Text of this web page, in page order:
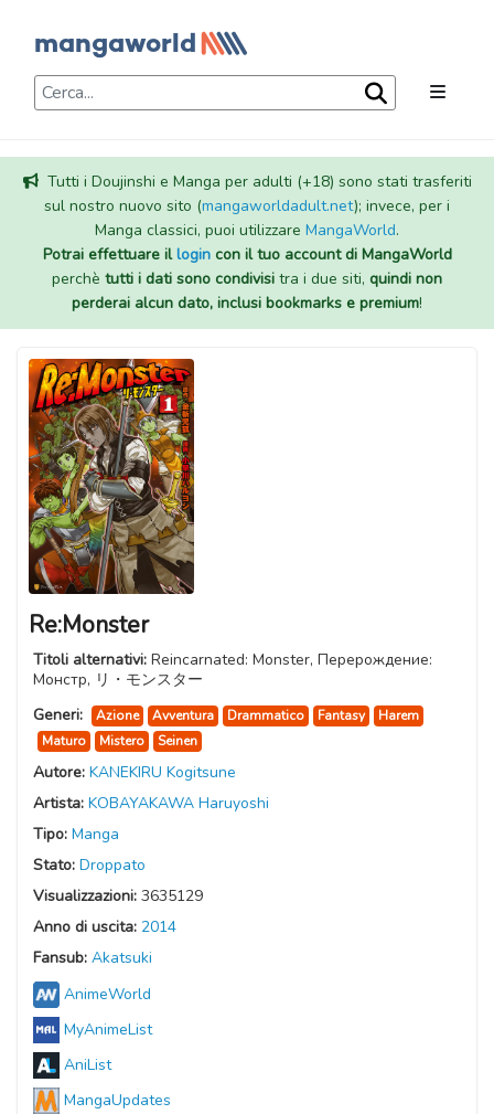
Tutti i Doujinshi e Manga per adulti (+18) sono stati trasferiti
sul nostro nuovo sito (mangaworldadult.net); invece, per i
Manga classici, puoi utilizzare MangaWorld.
Potrai effettuare illogincon il tuo account di MangaWorld
perchè tutti i dati sono condivisi tra i due siti, quindi non
perderai alcun dato, inclusi bookmarks e premium!
Re:Monster
Titoli alternativi: Reincarnated: Monster, Перерождение:
Монстр, リ・モンスター
Generi:
Azione Avventura Drammatico Fantasy
Harem
Maturo
Mistero Seinen
Autore: KANEKIRU Kogitsune
Artista: KOBAYAKAWA Haruyoshi
Tipo: Manga
Stato: Droppato
Visualizzazioni: 3635129
Anno di uscita: 2014
Fansub: Akatsuki
AnimeWorld
MyAnimeList
AniList
MangaUpdates